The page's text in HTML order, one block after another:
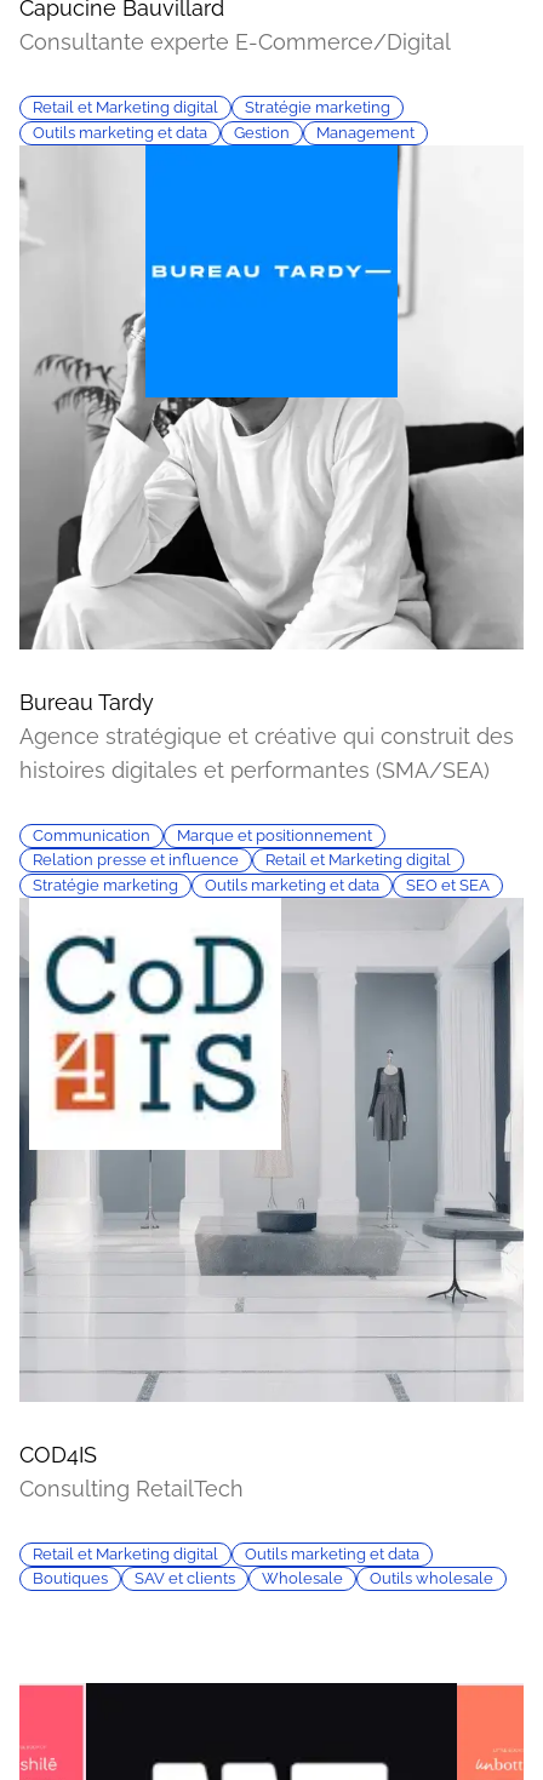
Capucine Bauvillard
Consultante experte E-Commerce/Digital
Retail et Marketing digital
Stratégie marketing
Outils marketing et data
Gestion Management
Bureau Tardy
Agence stratégique et créative qui construit des
histoires digitales et performantes (SMA/SEA)
Communication
Marque et positionnement
Relation presse et influence
Retail et Marketing digital
Stratégie marketing
Outils marketing et data SEO et SEA
COD4IS
Consulting RetailTech
Retail et Marketing digital
Outils marketing et data
Boutiques
SAV et clients Wholesale Outils wholesale